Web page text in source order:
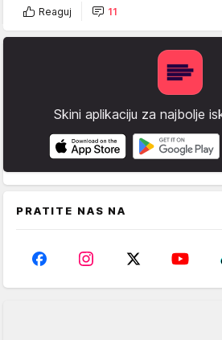
Reaguj 11
Skini aplikaciju za najbolje
PRATITE NAS NA